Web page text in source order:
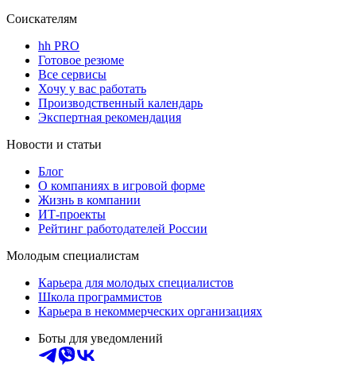
Соискателям
hh PRO
Готовое резюме
Все сервисы
Хочу у вас работать
Производственный календарь
Экспертная рекомендация
Новости и статьи
Блог
О компаниях в игровой форме
Жизнь в компании
ИТ-проекты
Рейтинг работодателей России
Молодым специалистам
Карьера для молодых специалистов
Школа программистов
Карьера в некоммерческих организациях
Боты для уведомлений